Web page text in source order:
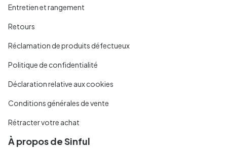
Entretien et rangement
Retours
Réclamation de produits défectueux
Politique de confidentialité
Déclaration relative aux cookies
Conditions générales de vente
Rétracter votre achat
À propos de Sinful